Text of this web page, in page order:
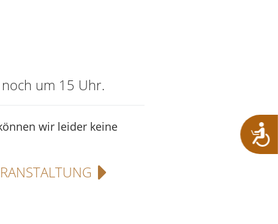
um 15 Uhr.
wir leider keine